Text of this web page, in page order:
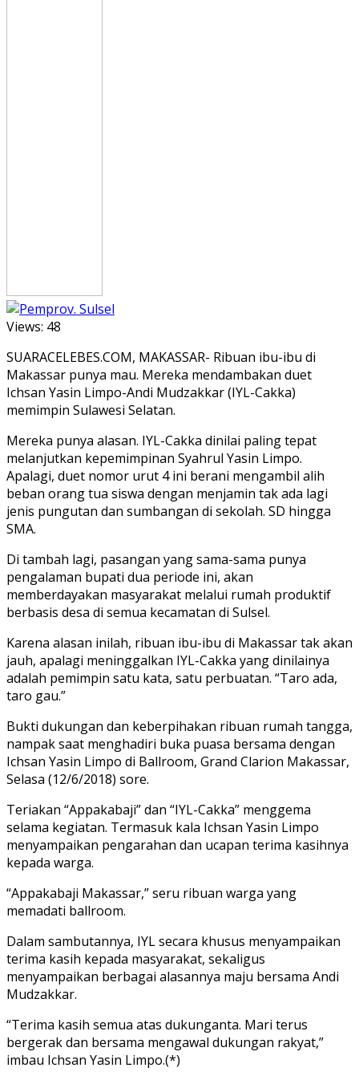
Views: 48
SUARACELEBES.COM, MAKASSAR- Ribuan ibu-ibu di
Makassar punya mau. Mereka mendambakan duet
Ichsan Yasin Limpo-Andi Mudzakkar (IYL-Cakka)
memimpin Sulawesi Selatan.
Mereka punya alasan. IYL-Cakka dinilai paling tepat
melanjutkan kepemimpinan Syahrul Yasin Limpo.
Apalagi, duet nomor urut 4 ini berani mengambil alih
beban orang tua siswa dengan menjamin tak ada lagi
jenis pungutan dan sumbangan di sekolah. SD hingga
SMA.
Di tambah lagi, pasangan yang sama-sama punya
pengalaman bupati dua periode ini, akan
memberdayakan masyarakat melalui rumah produktif
berbasis desa di semua kecamatan di Sulsel.
Karena alasan inilah, ribuan ibu-ibu di Makassar tak akan
jauh, apalagi meninggalkan IYL-Cakka yang dinilainya
adalah pemimpin satu kata, satu perbuatan. “Taro ada,
taro gau.”
Bukti dukungan dan keberpihakan ribuan rumah tangga,
nampak saat menghadiri buka puasa bersama dengan
Ichsan Yasin Limpo di Ballroom, Grand Clarion Makassar,
Selasa (12/6/2018) sore.
Teriakan “Appakabaji” dan “IYL-Cakka” menggema
selama kegiatan. Termasuk kala Ichsan Yasin Limpo
menyampaikan pengarahan dan ucapan terima kasihnya
kepada warga.
“Appakabaji Makassar,” seru ribuan warga yang
memadati ballroom.
Dalam sambutannya, IYL secara khusus menyampaikan
terima kasih kepada masyarakat, sekaligus
menyampaikan berbagai alasannya maju bersama Andi
Mudzakkar.
“Terima kasih semua atas dukunganta. Mari terus
bergerak dan bersama mengawal dukungan rakyat,”
imbau Ichsan Yasin Limpo.(*)